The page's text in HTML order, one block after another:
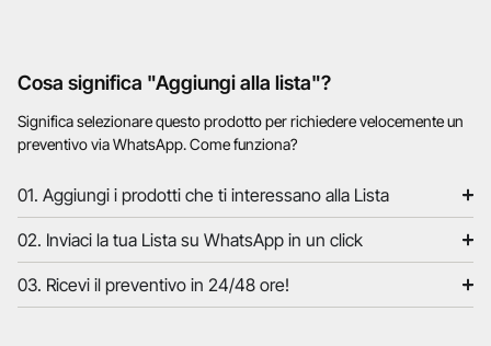
Cosa significa "Aggiungi alla lista"?
Significa selezionare questo prodotto per richiedere velocemente un
preventivo via WhatsApp. Come funziona?
01. Aggiungi i prodotti che ti interessano alla Lista
02. Inviaci la tua Lista su WhatsApp in un click
03. Ricevi il preventivo in 24/48 ore!